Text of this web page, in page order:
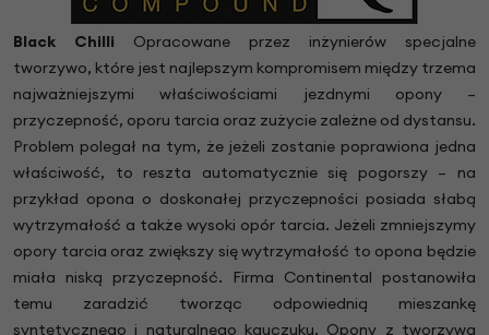
Black Chilli Opracowane przez inżynierów specjalne
tworzywo, które jest najlepszym kompromisem między trzema
najważniejszymi właściwościami jezdnymi opony –
przyczepność, oporu tarcia oraz zużycie zależne od dystansu.
Problem polegał na tym, że jeżeli zostanie poprawiona jedna
właściwość, to reszta automatycznie się pogorszy – na
przykład opona o doskonałej przyczepności posiada słabą
wytrzymałość a także wysoki opór tarcia. Jeżeli zmniejszymy
opory tarcia oraz zwiększy się wytrzymałość to opona będzie
miała niską przyczepność. Firma Continental postanowiła
temu zaradzić tworząc odpowiednią mieszankę
syntetycznego i naturalnego kauczuku. Opony z tworzywa